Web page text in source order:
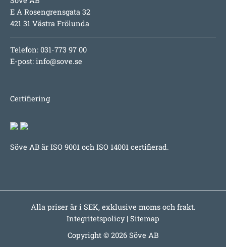
E A Rosengrensgata 32
421 31 Västra Frölunda
Telefon: 031-773 97 00
E-post: info@sove.se
Certifiering
Söve AB är ISO 9001 och ISO 14001 certifierad.
Alla priser är i SEK, exklusive moms och frakt.
Integritetspolicy| Sitemap
Copyright © 2026 Söve AB